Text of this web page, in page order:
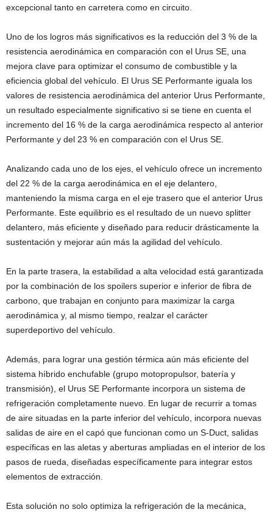
excepcional tanto en carretera como en circuito.
Uno de los logros más significativos es la reducción del 3 % de la
resistencia aerodinámica en comparación con el Urus SE, una
mejora clave para optimizar el consumo de combustible y la
eficiencia global del vehículo. El Urus SE Performante iguala los
valores de resistencia aerodinámica del anterior Urus Performante,
un resultado especialmente significativo si se tiene en cuenta el
incremento del 16 % de la carga aerodinámica respecto al anterior
Performante y del 23 % en comparación con el Urus SE.
Analizando cada uno de los ejes, el vehículo ofrece un incremento
del 22 % de la carga aerodinámica en el eje delantero,
manteniendo la misma carga en el eje trasero que el anterior Urus
Performante. Este equilibrio es el resultado de un nuevo splitter
delantero, más eficiente y diseñado para reducir drásticamente la
sustentación y mejorar aún más la agilidad del vehículo.
En la parte trasera, la estabilidad a alta velocidad está garantizada
por la combinación de los spoilers superior e inferior de fibra de
carbono, que trabajan en conjunto para maximizar la carga
aerodinámica y, al mismo tiempo, realzar el carácter
superdeportivo del vehículo.
Además, para lograr una gestión térmica aún más eficiente del
sistema híbrido enchufable (grupo motopropulsor, batería y
transmisión), el Urus SE Performante incorpora un sistema de
refrigeración completamente nuevo. En lugar de recurrir a tomas
de aire situadas en la parte inferior del vehículo, incorpora nuevas
salidas de aire en el capó que funcionan como un S-Duct, salidas
específicas en las aletas y aberturas ampliadas en el interior de los
pasos de rueda, diseñadas específicamente para integrar estos
elementos de extracción.
Esta solución no solo optimiza la refrigeración de la mecánica,